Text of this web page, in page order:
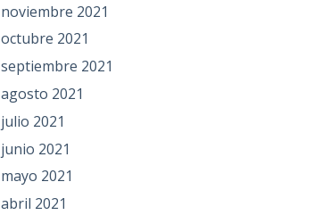
noviembre 2021
octubre 2021
septiembre 2021
agosto 2021
julio 2021
junio 2021
mayo 2021
abril 2021